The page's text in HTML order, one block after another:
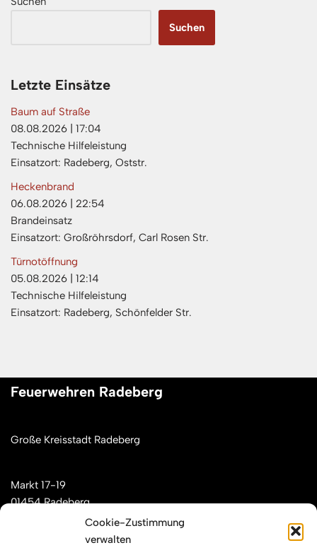
Cookie-Zustimmung
verwalten
Suchen
Letzte Einsätze
Baum auf Straße
08.08.2026
17:04
Technische Hilfeleistung
Einsatzort: Radeberg, Oststr.
Heckenbrand
06.08.2026
22:54
Brandeinsatz
Einsatzort: Großröhrsdorf, Carl Rosen Str.
Türnotöffnung
05.08.2026
12:14
Technische Hilfeleistung
Einsatzort: Radeberg, Schönfelder Str.
Feuerwehren Radeberg
Große Kreisstadt Radeberg
Markt 17-19
01454 Radeberg
Mail: kontakt[at]feuerwehren-radeberg.de